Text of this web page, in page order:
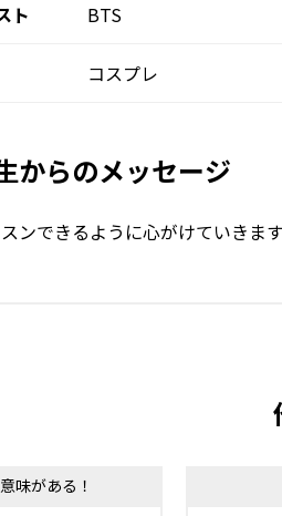
ト BTS
コスプレ
からのメッセージ
ンできるように心がけていきま
味がある！